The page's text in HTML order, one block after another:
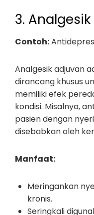
3.
Contoh:
Analgesik adjuvan
dirancang khusus
memiliki efek
kondisi. Misalnya,
pasien dengan
disebabkan oleh
Manfaat:
Meringankan
kronis.
Seringkali